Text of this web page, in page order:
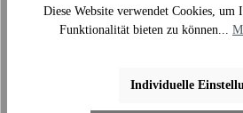
Danny aus den
Meister)
Diese Website verwendet Cookies, um
Funktionalität bieten zu können...
Individuelle